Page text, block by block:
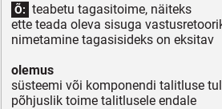
Õ: teabetu tagasitoime, näiteks
ette teada oleva sisuga
nimetamine tagasisideks on eksitav
olemus
süsteemi või komponendi talitluse
põhjuslik toime talitlusele endale